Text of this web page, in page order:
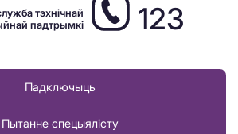
тэхнічнай
падтрымкі
123
Падключыць
Пытанне спецыялісту